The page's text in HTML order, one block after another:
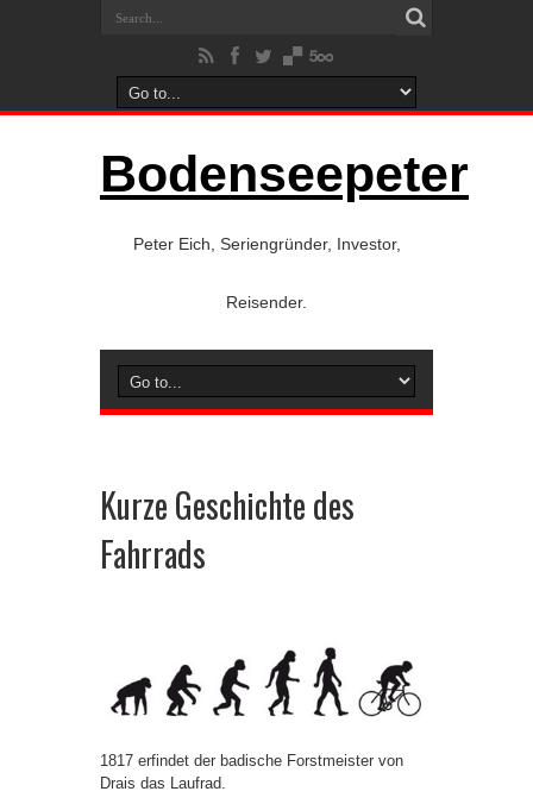
Bodenseepeter
Peter Eich, Seriengründer, Investor,
Reisender.
Kurze Geschichte des
Fahrrads
1817 erfindet der badische Forstmeister von
Drais das Laufrad.